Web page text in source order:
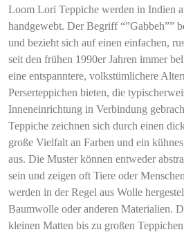
Loom Lori Teppiche werden in Indien
handgewebt. Der Begriff “”Gabbeh””
und bezieht sich auf einen einfachen,
seit den frühen 1990er Jahren immer
eine entspanntere, volkstümlichere
Perserteppichen bieten, die
Inneneinrichtung in Verbindung
Teppiche zeichnen sich durch einen
große Vielfalt an Farben und ein
aus. Die Muster können entweder
sein und zeigen oft Tiere oder
werden in der Regel aus Wolle
Baumwolle oder anderen Materialien.
kleinen Matten bis zu großen